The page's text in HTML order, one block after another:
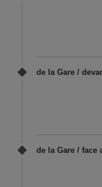
de la Gare /
de la Gare / face